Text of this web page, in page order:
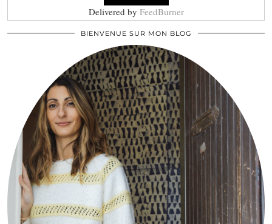
Delivered by FeedBurner
BIENVENUE SUR MON BLOG